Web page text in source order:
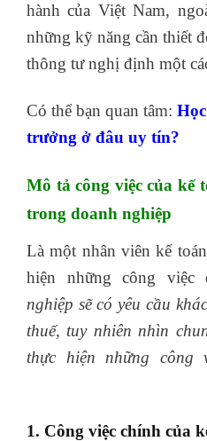
hành của Việt Nam,
những kỹ năng cần thiết
thông tư nghị định một
Có thể bạn quan tâm:
trưởng ở đâu uy tín?
Mô tả công việc của kế
trong doanh nghiệp
Là một nhân viên kế
hiện những công việc
nghiệp sẽ có yêu cầu
thuế, tuy nhiên nhìn
thực hiện những công
1. Công việc chính của